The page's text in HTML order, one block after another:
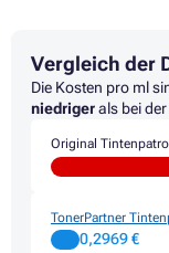
Druckerpatronen HP
Druckerpatronen HP
Druckerpatronen HP
Druckerpatronen HP
Druckerpatronen HP
Druckerpatronen HP
Vergleich der
Die Kosten pro ml
niedrigerals bei
Original
TonerPartner
0,2969 €